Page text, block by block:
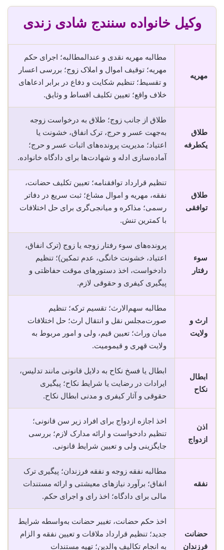
وکیل خانواده سنندج شادی زندی
مهریه
مطالبه مهریه نقدی و عندالمطالبه؛ اجرای حکم
مهریه؛ توقیف اموال و املاک زوج؛ بررسی اعسار
و تقسیط؛ تنظیم شکایت و دفاع در برابر ادعاهای
خلاف واقع؛ تعیین تکلیف اقساط و وثایق.
طلاق
یکطرفه
طلاق از جانب زوج؛ طلاق به درخواست زوجه
به‌جهت عسر و حرج، ترک انفاق، خشونت یا
اعتیاد؛ مدیریت پرونده‌های اثبات عسر و حرج؛
آماده‌سازی ادله و شهادت‌ها برای دادگاه خانواده.
طلاق
توافقی
تنظیم قرارداد توافقنامه؛ تعیین تکلیف حضانت،
نفقه، مهریه و اموال مشاع؛ ثبت سریع در دفاتر
رسمی؛ مذاکره و میانجی‌گری برای حل اختلافات
با کمترین تنش.
سوء
رفتار
پرونده‌های سوء رفتار زوجه یا زوج (ترک انفاق،
اعتیاد، خشونت خانگی، عدم تمکین)؛ تنظیم
دادخواست، اخذ دستورهای موقت حفاظتی و
پیگیری کیفری و حقوقی لازم.
ارث و
ولایت
مطالبه سهم‌الارث؛ تقسیم ترکه؛ تنظیم
صورت‌مجلس نقل و انتقال ارث؛ حل اختلافات
میان وراث؛ تعیین قیم، ولی و امور مربوط به
ولایت قهری و قیمومیت.
ابطال
نکاح
ابطال یا فسخ نکاح به دلایل قانونی مانند تدلیس،
ایرادات در رضایت یا شرایط نکاح؛ پیگیری
حقوقی و آثار کیفری و مدنی ابطال نکاح.
اذن
ازدواج
اخذ اجازه ازدواج برای افراد زیر سن قانونی؛
تنظیم دادخواست و ارائه مدارک لازم؛ بررسی
جایگزینی ولی و تعیین شرایط قانونی.
نفقه
مطالبه نفقه زوجه و نفقه فرزندان؛ پیگیری ترک
انفاق؛ برآورد نیازهای معیشتی و ارائه مستندات
مالی برای دادگاه؛ اخذ رای و اجرای حکم.
حضانت
فرزندان
اخذ حکم حضانت، تغییر حضانت به‌واسطه شرایط
جدید؛ تنظیم قرارداد ملاقات و تعیین نفقه و الزام
به انجام تکالیف والدین؛ تهیه مستندات